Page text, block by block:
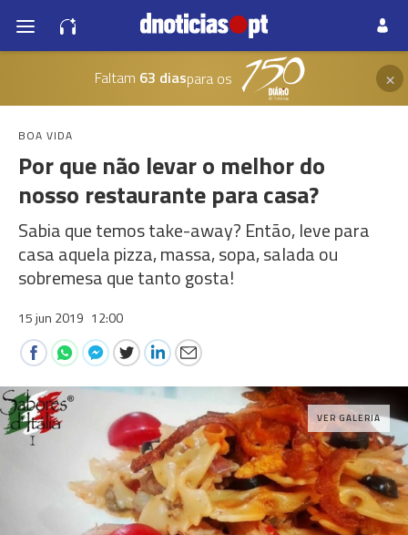
Faltam 63 diaspara os ×
BOA VIDA
Por que não levar o melhor do
nosso restaurante para casa?
Sabia que temos take-away? Então, leve para
casa aquela pizza, massa, sopa, salada ou
sobremesa que tanto gosta!
15 jun 2019 12:00
VER GALERIA